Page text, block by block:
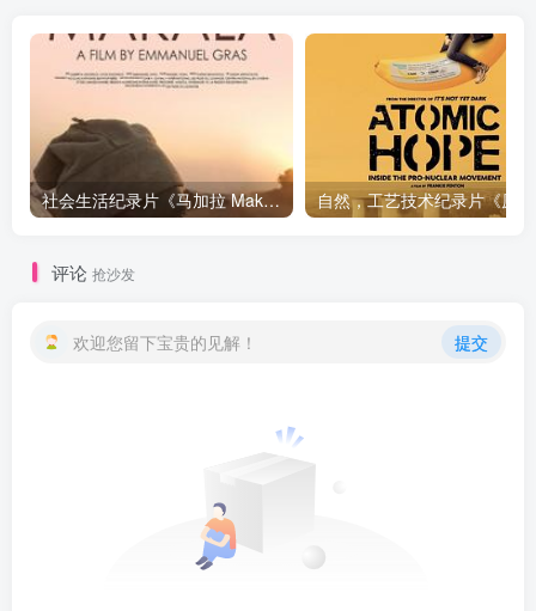
社会生活纪录片《马加拉 Makala》下载
评论 抢沙发
欢迎您留下宝贵的见解！ 提交